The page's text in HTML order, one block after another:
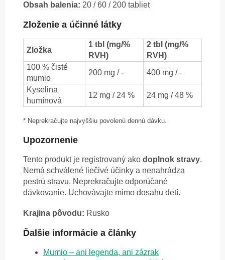
Obsah balenia: 20 / 60 / 200 tabliet
Zloženie a účinné látky
Zložka
1 tbl (mg/%
RVH)
2 tbl (mg/%
RVH)
100 % čisté
mumio
200 mg / -
400 mg / -
Kyselina
humínová
12 mg / 24 % 24 mg / 48 %
* Neprekračujte najvyššiu povolenú dennú dávku.
Upozornenie
Tento produkt je registrovaný ako doplnok stravy.
Nemá schválené liečivé účinky a nenahrádza
pestrú stravu. Neprekračujte odporúčané
dávkovanie. Uchovávajte mimo dosahu detí.
Krajina pôvodu: Rusko
Ďalšie informácie a články
Mumio – ani legenda, ani zázrak